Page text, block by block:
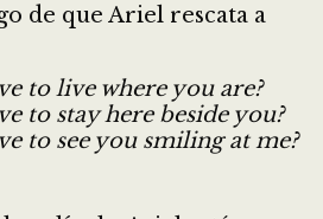
de que Ariel rescata a
to live where you are?
to stay here beside you?
to see you smiling at me?